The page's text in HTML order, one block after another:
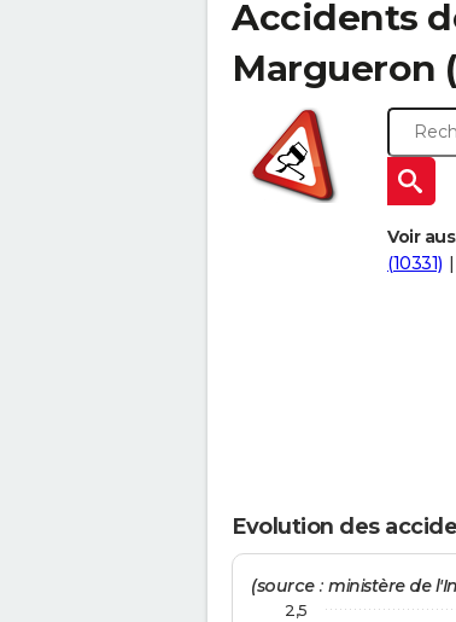
Accidents
Margueron
Voir
(10331)
Evolution des
(source : ministère de
2,5